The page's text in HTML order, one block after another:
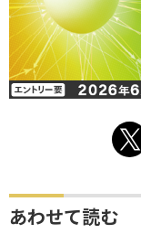
あわせて読む